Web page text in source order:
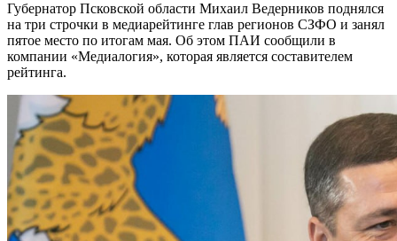
Губернатор Псковской области Михаил Ведерников поднялся
на три строчки в медиарейтинге глав регионов СЗФО и занял
пятое место по итогам мая. Об этом ПАИ сообщили в
компании «Медиалогия», которая является составителем
рейтинга.